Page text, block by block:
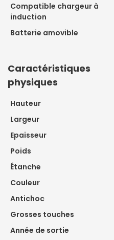
Compatible chargeur à
induction
Batterie amovible
Caractéristiques
physiques
Hauteur
Largeur
Epaisseur
Poids
Étanche
Couleur
Antichoc
Grosses touches
Année de sortie